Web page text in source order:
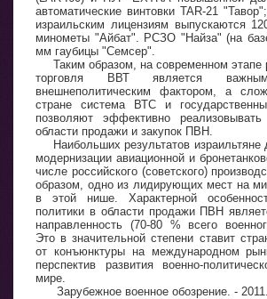
автоматические винтовки TAR-21
израильским лицензиям выпускаются
минометы "Айбат". РСЗО "Найза" (на
мм гаубицы "Семсер".
Таким образом, на современном этапе
торговля ВВТ является
внешнеполитическим фактором, а
стране система ВТС и
позволяют эффективно
области продажи и закупок ПВН.
Наибольших результатов
модернизации авиационной и
числе российского (советского)
образом, одно из лидирующих мест на
в этой нише. Характерной
политики в области продажи ПВН
направленность (70-80 % всего
Это в значительной степени ставит
от конъюнктуры на международном
перспектив развития военно-
мире.
Зарубежное военное обозрение. -